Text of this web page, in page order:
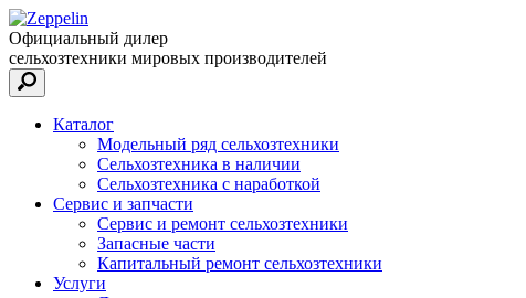
Официальный дилер
сельхозтехники мировых производителей
Каталог
Модельный ряд сельхозтехники
Сельхозтехника в наличии
Сельхозтехника с наработкой
Сервис и запчасти
Сервис и ремонт сельхозтехники
Запасные части
Капитальный ремонт сельхозтехники
Услуги